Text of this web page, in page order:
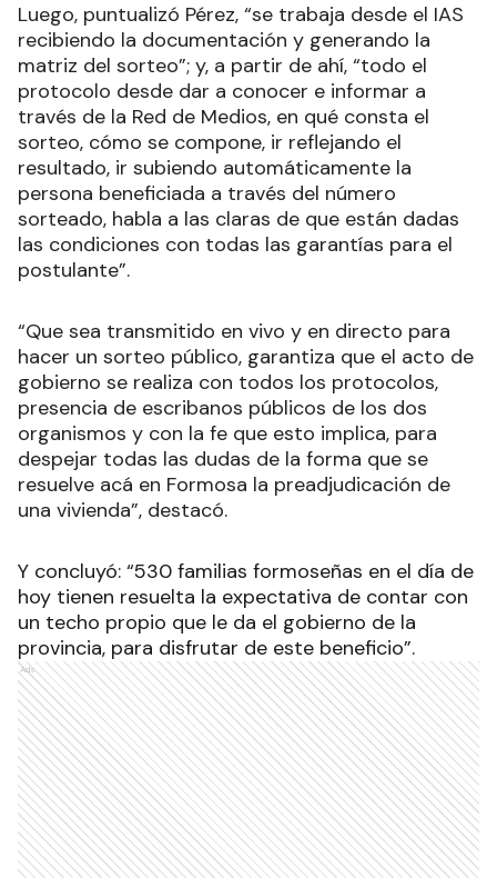
Luego, puntualizó Pérez, “se trabaja desde el IAS
recibiendo la documentación y generando la
matriz del sorteo”; y, a partir de ahí, “todo el
protocolo desde dar a conocer e informar a
través de la Red de Medios, en qué consta el
sorteo, cómo se compone, ir reflejando el
resultado, ir subiendo automáticamente la
persona beneficiada a través del número
sorteado, habla a las claras de que están dadas
las condiciones con todas las garantías para el
postulante”.
“Que sea transmitido en vivo y en directo para
hacer un sorteo público, garantiza que el acto de
gobierno se realiza con todos los protocolos,
presencia de escribanos públicos de los dos
organismos y con la fe que esto implica, para
despejar todas las dudas de la forma que se
resuelve acá en Formosa la preadjudicación de
una vivienda”, destacó.
Y concluyó: “530 familias formoseñas en el día de
hoy tienen resuelta la expectativa de contar con
un techo propio que le da el gobierno de la
provincia, para disfrutar de este beneficio”.
Ads